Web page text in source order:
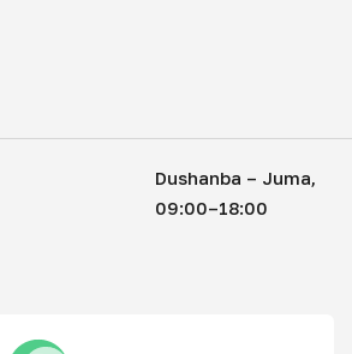
Dushanba – Juma,
09:00–18:00